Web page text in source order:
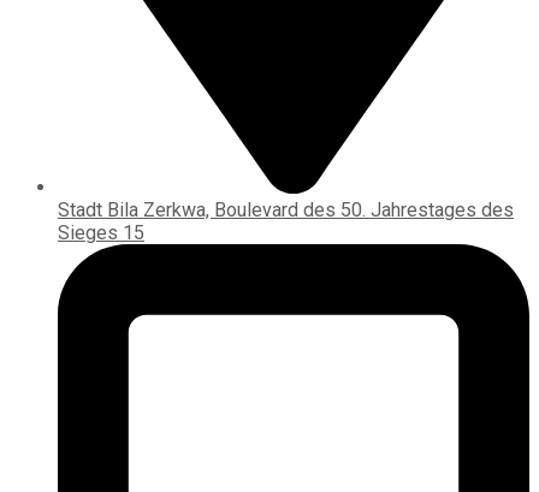
Stadt Bila Zerkwa, Boulevard des 50. Jahrestages des
Sieges 15